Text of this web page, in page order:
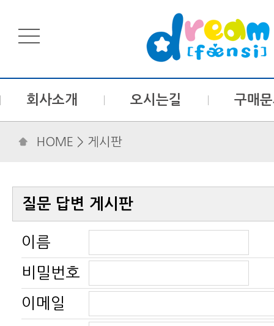
회사소개 오시는길 구매
HOME > 게시판
질문 답변 게시판
이름
비밀번호
이메일